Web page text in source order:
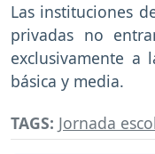
Las instituciones
privadas no
exclusivamente a
básica y media.
TAGS: Jornada